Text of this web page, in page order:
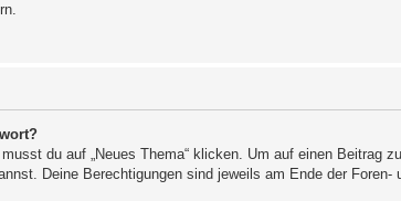
du auf „Neues Thema“ klicken. Um auf einen Beitrag
Deine Berechtigungen sind jeweils am Ende der